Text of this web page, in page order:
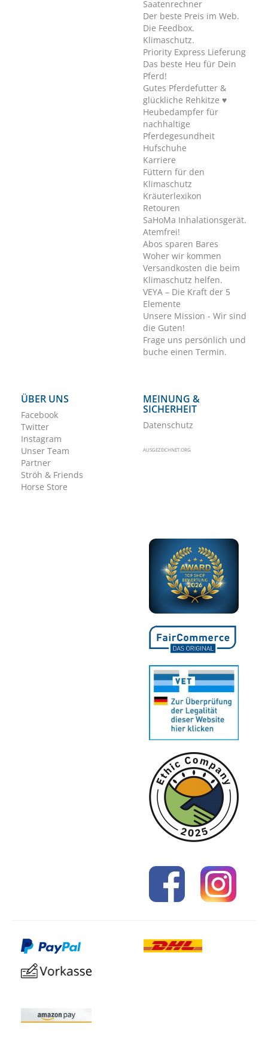
Saatenrechner
Der beste Preis im Web.
Die Feedbox.
Klimaschutz.
Priority Express Lieferung
Das beste Heu für Dein
Pferd!
Gutes Pferdefutter &
glückliche Rehkitze ♥
Heubedampfer für
nachhaltige
Pferdegesundheit
Hufschuhe
Karriere
Füttern für den
Klimaschutz
Kräuterlexikon
Retouren
SaHoMa Inhalationsgerät.
Atemfrei!
Abos sparen Bares
Woher wir kommen
Versandkosten die beim
Klimaschutz helfen.
VEYA – Die Kraft der 5
Elemente
Unsere Mission - Wir sind
die Guten!
Frage uns persönlich und
buche einen Termin.
ÜBER UNS
Facebook
Twitter
Instagram
Unser Team
Partner
Ströh & Friends
Horse Store
MEINUNG &
SICHERHEIT
Datenschutz
AUSGEZEICHNET.ORG